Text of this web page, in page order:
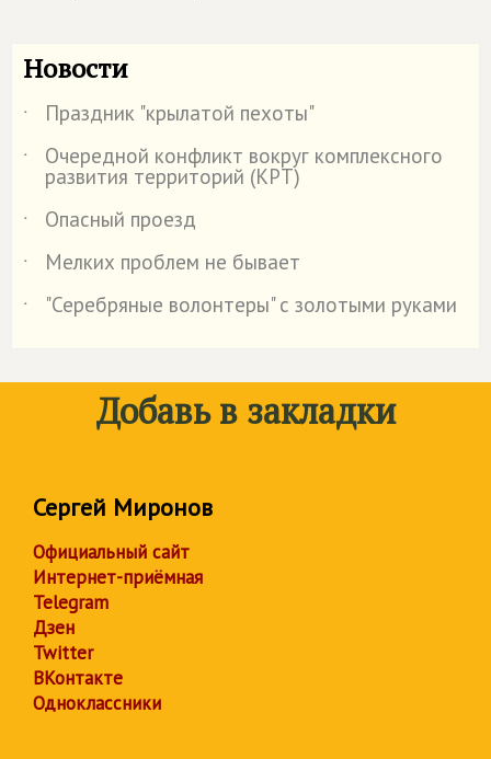
Новости
˙
Праздник "крылатой пехоты"
˙
Очередной конфликт вокруг комплексного
развития территорий (КРТ)
˙
Опасный проезд
˙
Мелких проблем не бывает
˙
"Серебряные волонтеры" с золотыми руками
Добавь в закладки
Сергей Миронов
Официальный сайт
Интернет-приёмная
Telegram
Дзен
Twitter
ВКонтакте
Одноклассники